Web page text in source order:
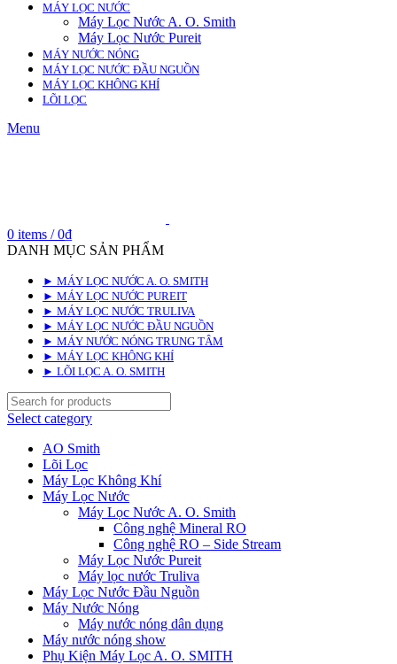
MÁY LỌC NƯỚC
Máy Lọc Nước A. O. Smith
Máy Lọc Nước Pureit
MÁY NƯỚC NÓNG
MÁY LỌC NƯỚC ĐẦU NGUỒN
MÁY LỌC KHÔNG KHÍ
LÕI LỌC
Menu
0 items / 0₫
DANH MỤC SẢN PHẨM
► MÁY LỌC NƯỚC A. O. SMITH
► MÁY LỌC NƯỚC PUREIT
► MÁY LỌC NƯỚC TRULIVA
► MÁY LỌC NƯỚC ĐẦU NGUỒN
► MÁY NƯỚC NÓNG TRUNG TÂM
► MÁY LỌC KHÔNG KHÍ
► LÕI LỌC A. O. SMITH
Select category
AO Smith
Lõi Lọc
Máy Lọc Không Khí
Máy Lọc Nước
Máy Lọc Nước A. O. Smith
Công nghệ Mineral RO
Công nghệ RO – Side Stream
Máy Lọc Nước Pureit
Máy lọc nước Truliva
Máy Lọc Nước Đầu Nguồn
Máy Nước Nóng
Máy nước nóng dân dụng
Máy nước nóng show
Phụ Kiện Máy Lọc A. O. SMITH